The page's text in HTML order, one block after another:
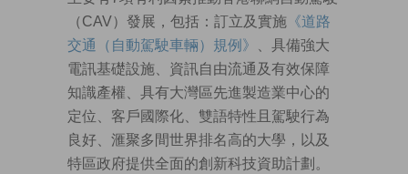
（CAV）發展，包括：訂立及實施 《道路
交通（自動駕駛車輛）規例》
、具備強大
電訊基礎設施、資訊自由流通及有效保障
知識產權、具有大灣區先進製造業中心的
定位、客戶國際化、雙語特性且駕駛行為
良好、滙聚多間世界排名高的大學，以及
特區政府提供全面的創新科技資助計劃。